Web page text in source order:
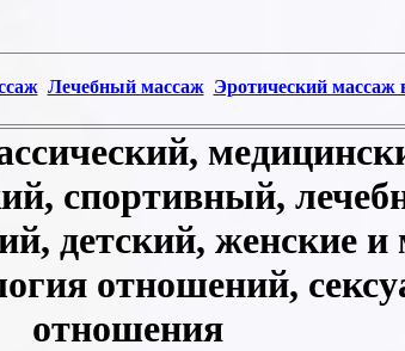
Лечебный массаж Эротический массаж
спортивный,
детский, женские и
отношений,
отношения